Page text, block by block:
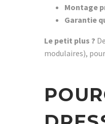
Montage
Garantie
Le petit plus ?
modulaires),